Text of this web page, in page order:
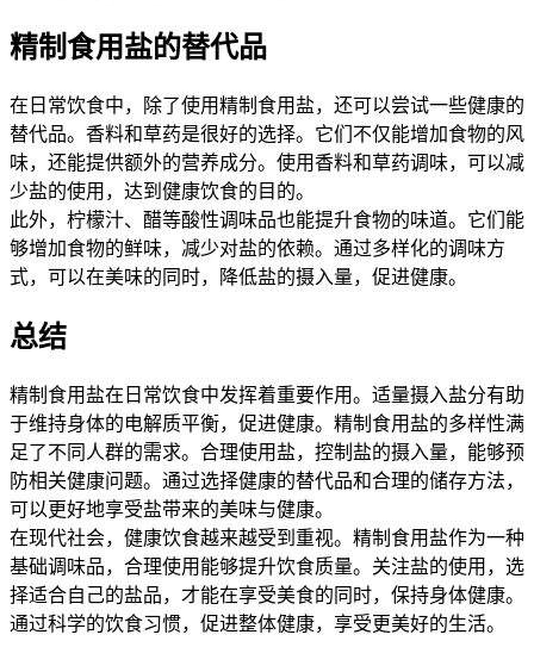
精制食用盐的替代品
在日常饮食中，除了使用精制食用盐，还可以尝试一些健康的
替代品。香料和草药是很好的选择。它们不仅能增加食物的风
味，还能提供额外的营养成分。使用香料和草药调味，可以减
少盐的使用，达到健康饮食的目的。
此外，柠檬汁、醋等酸性调味品也能提升食物的味道。它们能
够增加食物的鲜味，减少对盐的依赖。通过多样化的调味方
式，可以在美味的同时，降低盐的摄入量，促进健康。
总结
精制食用盐在日常饮食中发挥着重要作用。适量摄入盐分有助
于维持身体的电解质平衡，促进健康。精制食用盐的多样性满
足了不同人群的需求。合理使用盐，控制盐的摄入量，能够预
防相关健康问题。通过选择健康的替代品和合理的储存方法，
可以更好地享受盐带来的美味与健康。
在现代社会，健康饮食越来越受到重视。精制食用盐作为一种
基础调味品，合理使用能够提升饮食质量。关注盐的使用，选
择适合自己的盐品，才能在享受美食的同时，保持身体健康。
通过科学的饮食习惯，促进整体健康，享受更美好的生活。